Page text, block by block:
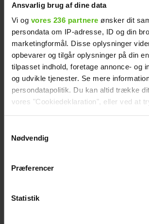
Ansvarlig brug af dine data
Vi og vores 236 partnere ønsker dit
persondata om IP-adresse, ID og din
marketingformål. Disse oplysninger
opbevarer og tilgår oplysninger på din
tilpasset indhold, foretage annonce- og
og udvikle tjenester. Se mere
persondatapolitik. Du kan altid trække
vores "Cookiedeklaration", eller ved at
Vi anvender egne cookies og cookies
generere statistik og huske dine
Nødvendig
Præferencer
Statistik
TV 2-profilen Stefan Jepsen
nyresvigt
Skanderborg